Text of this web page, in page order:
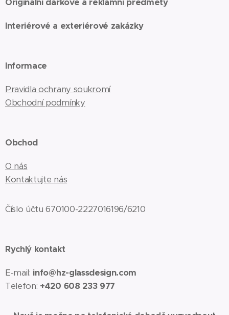
Originální dárkové a reklamní předměty
Interiérové a exteriérové zakázky
Informace
Pravidla ochrany soukromí
Obchodní podmínky
Obchod
O nás
Kontaktujte nás
Číslo účtu 670100-2227016196/6210
Rychlý kontakt
E-mail: info@hz-glassdesign.com
Telefon: +420 608 233 977